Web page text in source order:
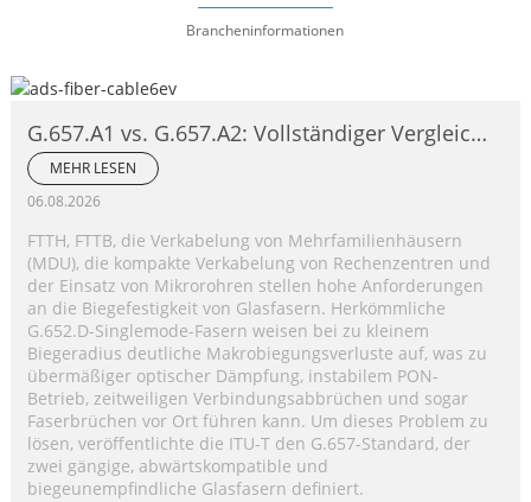
Brancheninformationen
G.657.A1 vs. G.657.A2: Vollständiger Vergleich
biegeunempfindlicher Einmodenfasern
MEHR LESEN
06.08.2026
FTTH, FTTB, die Verkabelung von Mehrfamilienhäusern
(MDU), die kompakte Verkabelung von Rechenzentren und
der Einsatz von Mikrorohren stellen hohe Anforderungen
an die Biegefestigkeit von Glasfasern. Herkömmliche
G.652.D-Singlemode-Fasern weisen bei zu kleinem
Biegeradius deutliche Makrobiegungsverluste auf, was zu
übermäßiger optischer Dämpfung, instabilem PON-
Betrieb, zeitweiligen Verbindungsabbrüchen und sogar
Faserbrüchen vor Ort führen kann. Um dieses Problem zu
lösen, veröffentlichte die ITU-T den G.657-Standard, der
zwei gängige, abwärtskompatible und
biegeunempfindliche Glasfasern definiert.